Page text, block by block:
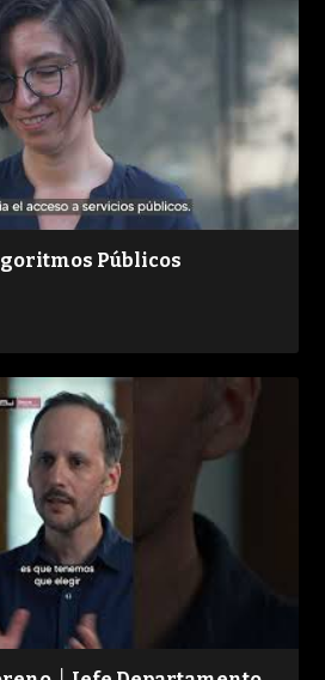
Públicos
VER